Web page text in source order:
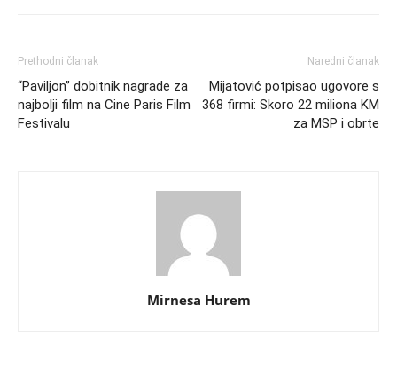
Prethodni članak
“Paviljon” dobitnik nagrade za
najbolji film na Cine Paris Film
Festivalu
Naredni članak
Mijatović potpisao ugovore s
368 firmi: Skoro 22 miliona KM
za MSP i obrte
Mirnesa Hurem